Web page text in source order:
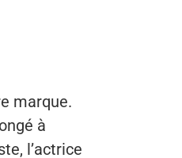
marque.
à
l’actrice